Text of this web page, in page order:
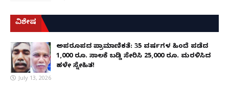
ವಿಶೇಷ
ಅಪರೂಪದ ಪ್ರಾಮಾಣಿಕತೆ: 35 ವರ್ಷಗಳ ಹಿಂದೆ ಪಡೆದ
1,000 ರೂ. ಸಾಲಕ್ಕೆ ಬಡ್ಡಿ ಸೇರಿಸಿ 25,000 ರೂ. ಮರಳಿಸಿದ
ಹಳೇ ಸ್ನೇಹಿತ!
July 13, 2026